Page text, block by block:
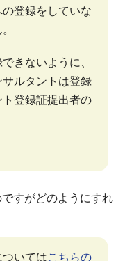
登録をしていな
きないように、
ルタントは登録
登録証提出者の
すがどのようにすれ
いてはこちらの